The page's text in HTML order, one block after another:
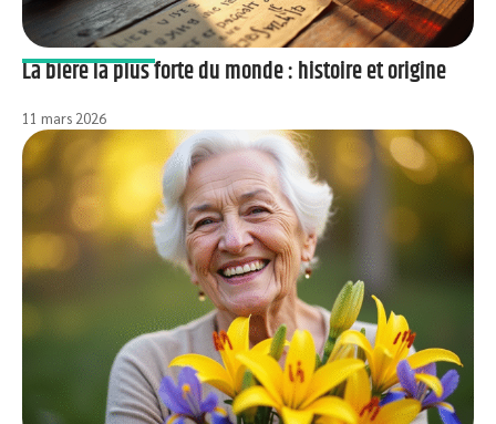
La bière la plus forte du monde : histoire et origine
11 mars 2026